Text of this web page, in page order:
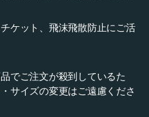
ケット、飛沫飛散防止にご活
でご注文が殺到しているた
サイズの変更はご遠慮くださ